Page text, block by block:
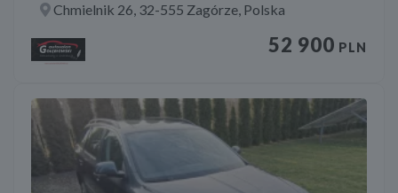
Chmielnik 26, 32-555 Zagórze, Polska
52 900 PLN